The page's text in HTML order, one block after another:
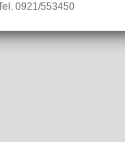
0921/553450